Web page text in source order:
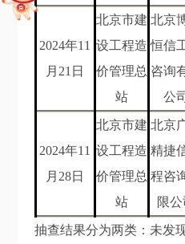
2024年11
月21 日
北京市建
设工程造
价管理总
站
北京
恒信
咨询
公司
2024年11
月28日
北京市建
设工程造
价管理总
站
北京
精捷
程咨
限公
抽查结果分为两类：未发